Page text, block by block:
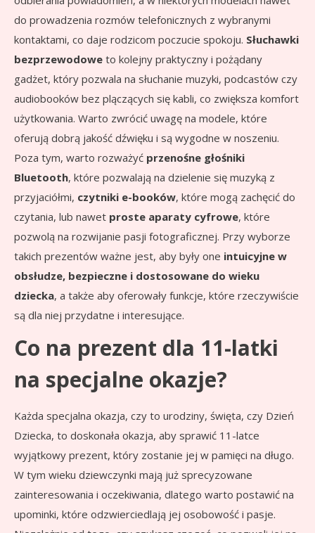
do prowadzenia rozmów telefonicznych z wybranymi
kontaktami, co daje rodzicom poczucie spokoju. Słuchawki
bezprzewodowe to kolejny praktyczny i pożądany
gadżet, który pozwala na słuchanie muzyki, podcastów czy
audiobooków bez plączących się kabli, co zwiększa komfort
użytkowania. Warto zwrócić uwagę na modele, które
oferują dobrą jakość dźwięku i są wygodne w noszeniu.
Poza tym, warto rozważyć przenośne głośniki
Bluetooth, które pozwalają na dzielenie się muzyką z
przyjaciółmi, czytniki e-booków, które mogą zachęcić do
czytania, lub nawet proste aparaty cyfrowe, które
pozwolą na rozwijanie pasji fotograficznej. Przy wyborze
takich prezentów ważne jest, aby były one intuicyjne w
obsłudze, bezpieczne i dostosowane do wieku
dziecka, a także aby oferowały funkcje, które rzeczywiście
są dla niej przydatne i interesujące.
Co na prezent dla 11-latki
na specjalne okazje?
Każda specjalna okazja, czy to urodziny, święta, czy Dzień
Dziecka, to doskonała okazja, aby sprawić 11-latce
wyjątkowy prezent, który zostanie jej w pamięci na długo.
W tym wieku dziewczynki mają już sprecyzowane
zainteresowania i oczekiwania, dlatego warto postawić na
upominki, które odzwierciedlają jej osobowość i pasje.